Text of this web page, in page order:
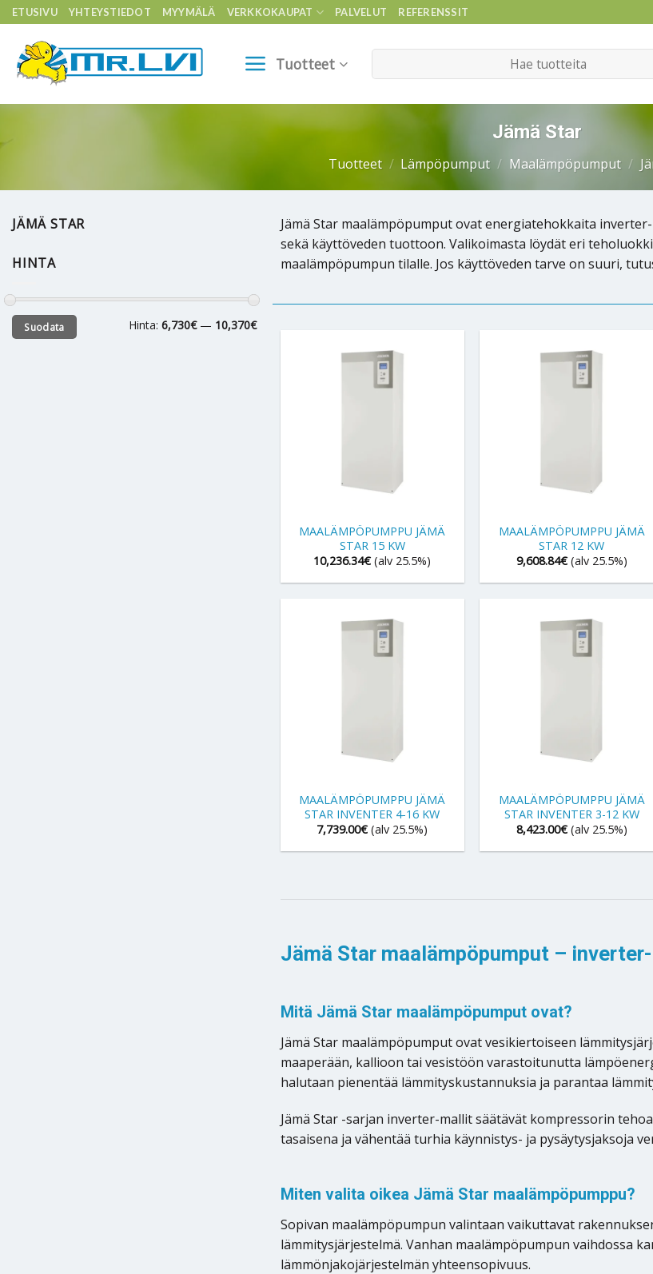
Skip
to
content
ETUSIVU YHTEYSTIEDOT MYYMÄLÄ VERKKOKAUPAT PALVELUT REFERENSSIT
Tuotteet
Jämä Star
Tuotteet / Lämpöpumput / Maalämpöpumput /
JÄMÄ STAR
HINTA
Minimihinta
Maksimihinta
Suodata Hinta: 6,730€— 10,370€
Jämä Star maalämpöpumput ovat energiatehokkaita
sekä käyttöveden tuottoon. Valikoimasta löydät eri
maalämpöpumpun tilalle. Jos käyttöveden tarve on suuri,
MAALÄMPÖPUMPPU JÄMÄ
STAR 15 KW
10,236.34€ (alv 25.5%)
MAALÄMPÖPUMPPU JÄMÄ
STAR 12 KW
9,608.84€ (alv 25.5%)
MAALÄMPÖPUMPPU JÄMÄ
STAR INVENTER 4-16 KW
7,739.00€ (alv 25.5%)
MAALÄMPÖPUMPPU JÄMÄ
STAR INVENTER 3-12 KW
8,423.00€ (alv 25.5%)
Jämä Star maalämpöpumput –
Mitä Jämä Star maalämpöpumput ovat?
Jämä Star maalämpöpumput ovat vesikiertoiseen
maaperään, kallioon tai vesistöön varastoitunutta
halutaan pienentää lämmityskustannuksia ja parantaa
Jämä Star -sarjan inverter-mallit säätävät kompressorin
tasaisena ja vähentää turhia käynnistys- ja pysäytysjaksoja
Miten valita oikea Jämä Star maalämpöpumppu?
Sopivan maalämpöpumpun valintaan vaikuttavat
lämmitysjärjestelmä. Vanhan maalämpöpumpun vaihdossa
lämmönjakojärjestelmän yhteensopivuus.